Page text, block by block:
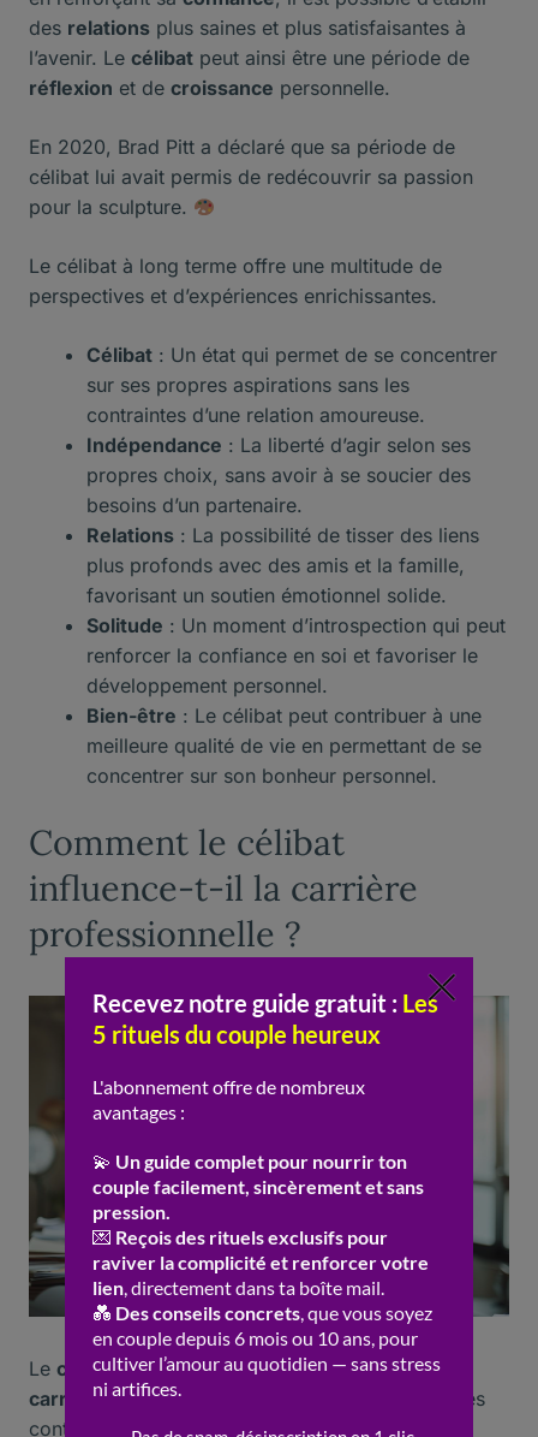
des relations plus saines et plus satisfaisantes à
l’avenir. Le célibat peut ainsi être une période de
réflexion et de croissance personnelle.
En 2020, Brad Pitt a déclaré que sa période de
célibat lui avait permis de redécouvrir sa passion
pour la sculpture.
Le célibat à long terme offre une multitude de
perspectives et d’expériences enrichissantes.
Célibat : Un état qui permet de se concentrer
sur ses propres aspirations sans les
contraintes d’une relation amoureuse.
Indépendance : La liberté d’agir selon ses
propres choix, sans avoir à se soucier des
besoins d’un partenaire.
Relations : La possibilité de tisser des liens
plus profonds avec des amis et la famille,
favorisant un soutien émotionnel solide.
Solitude : Un moment d’introspection qui peut
renforcer la confiance en soi et favoriser le
développement personnel.
Bien-être : Le célibat peut contribuer à une
meilleure qualité de vie en permettant de se
concentrer sur son bonheur personnel.
Comment le célibat
influence-t-il la carrière
professionnelle ?
Le célibatpeut avoir un impact significatif sur la
carrièreprofessionnelle. Les célibataires, sans les
contraintes d’une relation amoureuse, peuvent se